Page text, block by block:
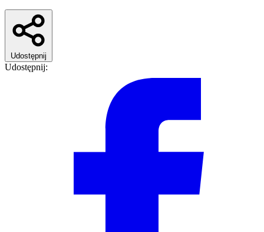
Udostępnij
Udostępnij: